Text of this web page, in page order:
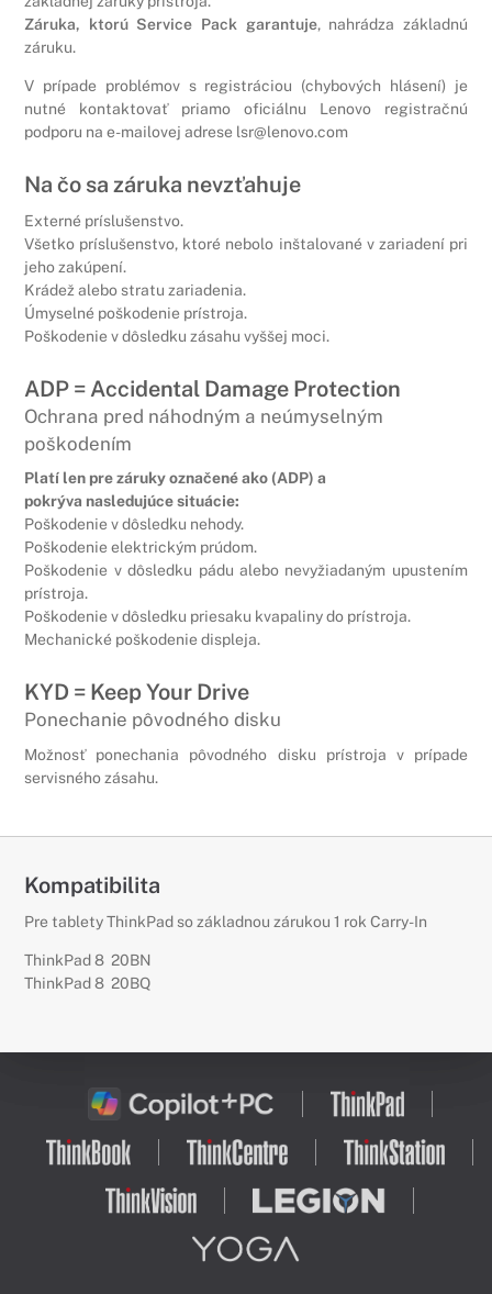
Záruka, ktorú Service Pack garantuje, nahrádza základnú
záruku.
V prípade problémov s registráciou (chybových hlásení) je
nutné kontaktovať priamo oficiálnu Lenovo registračnú
podporu na e-mailovej adrese lsr@lenovo.com
Na čo sa záruka nevzťahuje
Externé príslušenstvo.
Všetko príslušenstvo, ktoré nebolo inštalované v zariadení pri
jeho zakúpení.
Krádež alebo stratu zariadenia.
Úmyselné poškodenie prístroja.
Poškodenie v dôsledku zásahu vyššej moci.
ADP = Accidental Damage Protection
Ochrana pred náhodným a neúmyselným
poškodením
Platí len pre záruky označené ako (ADP) a
pokrýva nasledujúce situácie:
Poškodenie v dôsledku nehody.
Poškodenie elektrickým prúdom.
Poškodenie v dôsledku pádu alebo nevyžiadaným upustením
prístroja.
Poškodenie v dôsledku priesaku kvapaliny do prístroja.
Mechanické poškodenie displeja.
KYD = Keep Your Drive
Ponechanie pôvodného disku
Možnosť ponechania pôvodného disku prístroja v prípade
servisného zásahu.
Kompatibilita
Pre tablety ThinkPad so základnou zárukou 1 rok Carry-In
ThinkPad 8 20BN
ThinkPad 8 20BQ